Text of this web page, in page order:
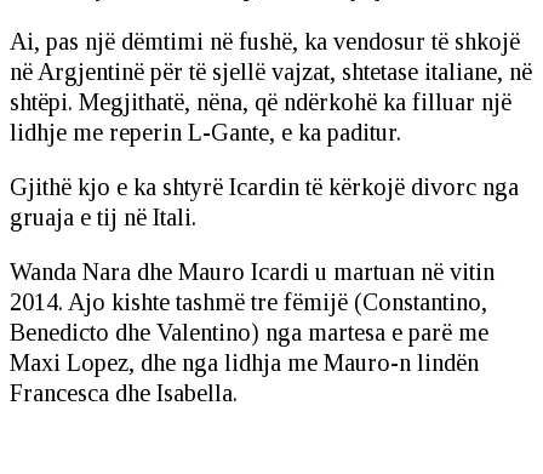
Ai, pas një dëmtimi në fushë, ka vendosur të shkojë
në Argjentinë për të sjellë vajzat, shtetase italiane, në
shtëpi. Megjithatë, nëna, që ndërkohë ka filluar një
lidhje me reperin L-Gante, e ka paditur.
Gjithë kjo e ka shtyrë Icardin të kërkojë divorc nga
gruaja e tij në Itali.
Wanda Nara dhe Mauro Icardi u martuan në vitin
2014. Ajo kishte tashmë tre fëmijë (Constantino,
Benedicto dhe Valentino) nga martesa e parë me
Maxi Lopez, dhe nga lidhja me Mauro-n lindën
Francesca dhe Isabella.